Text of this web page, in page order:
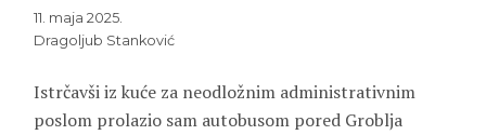
11. maja 2025.
Dragoljub Stanković
Istrčavši iz kuće za neodložnim administrativnim
poslom prolazio sam autobusom pored Groblja